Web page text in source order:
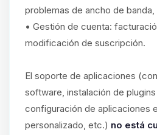
problemas de ancho de
• Gestión de cuenta:
modificación de suscripción.
El soporte de aplicaciones
software, instalación de
configuración de aplicaciones
personalizado, etc.) no está